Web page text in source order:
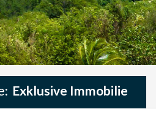
Exklusive Immobilie